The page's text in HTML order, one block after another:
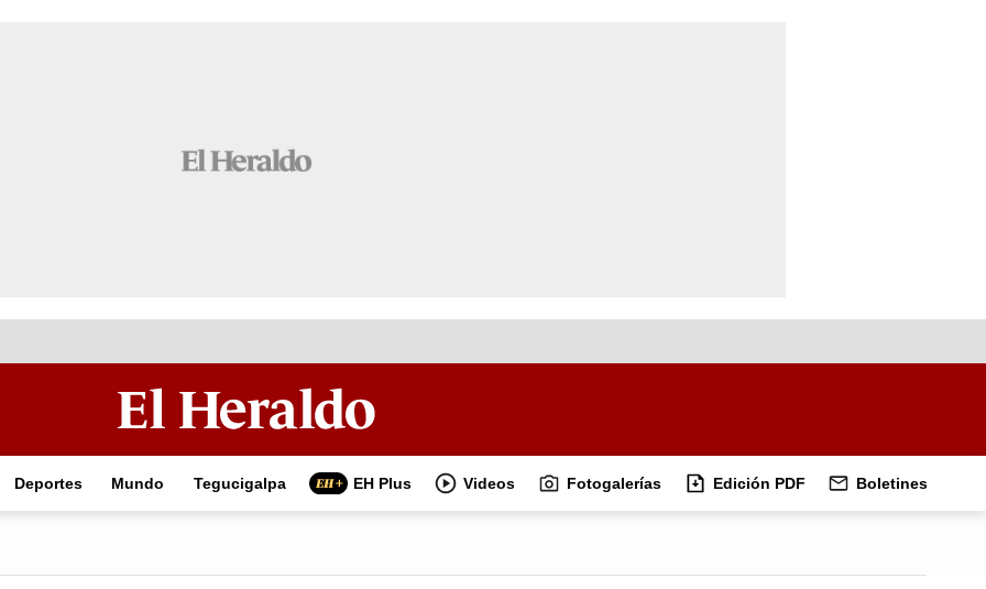
Deportes Mundo Tegucigalpa EH Plus Videos Fotogalerías Edición PDF Boletines